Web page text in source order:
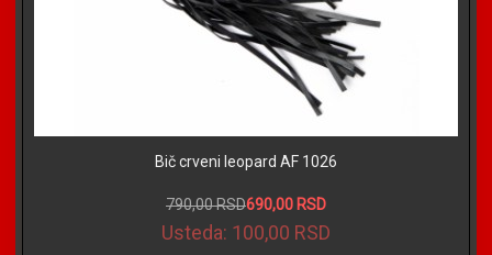
Bič crveni leopard AF 1026
790,00 RSD690,00 RSD
Usteda: 100,00 RSD